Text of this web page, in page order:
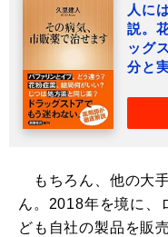
人に
説。
ッグ
分と
もちろん、他の大
ん。2018年を境に、
ども自社の製品を販